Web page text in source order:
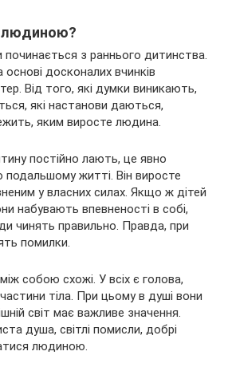
людиною?
з раннього дитинства.
досконалих вчинків
Від того, які думки виникають,
які настанови даються,
яким виросте людина.
постійно лають, це явно
подальшому житті. Він виросте
у власних силах. Якщо ж дітей
набувають впевненості в собі,
чинять правильно. Правда, при
помилки.
собою схожі. У всіх є голова,
частини тіла. При цьому в душі вони
світ має важливе значення.
душа, світлі помисли, добрі
людиною.